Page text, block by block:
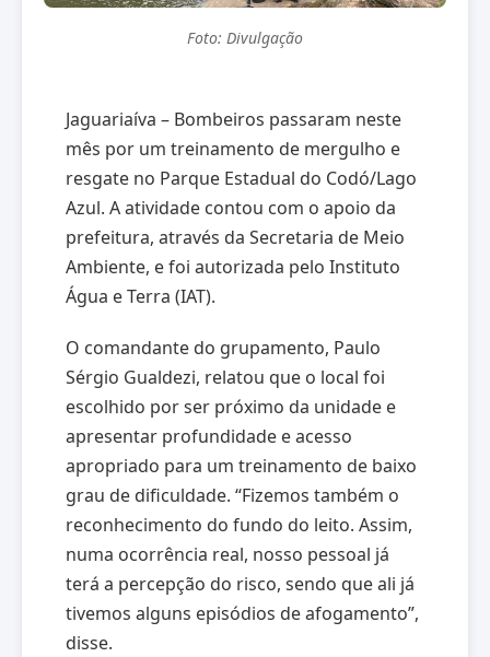
Foto: Divulgação
Jaguariaíva – Bombeiros passaram neste
mês por um treinamento de mergulho e
resgate no Parque Estadual do Codó/Lago
Azul. A atividade contou com o apoio da
prefeitura, através da Secretaria de Meio
Ambiente, e foi autorizada pelo Instituto
Água e Terra (IAT).
O comandante do grupamento, Paulo
Sérgio Gualdezi, relatou que o local foi
escolhido por ser próximo da unidade e
apresentar profundidade e acesso
apropriado para um treinamento de baixo
grau de dificuldade. “Fizemos também o
reconhecimento do fundo do leito. Assim,
numa ocorrência real, nosso pessoal já
terá a percepção do risco, sendo que ali já
tivemos alguns episódios de afogamento”,
disse.